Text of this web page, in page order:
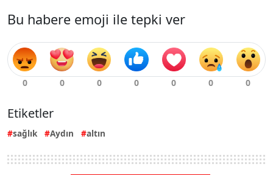
Bu habere emoji ile tepki ver
Etiketler
sağlık Aydın altın